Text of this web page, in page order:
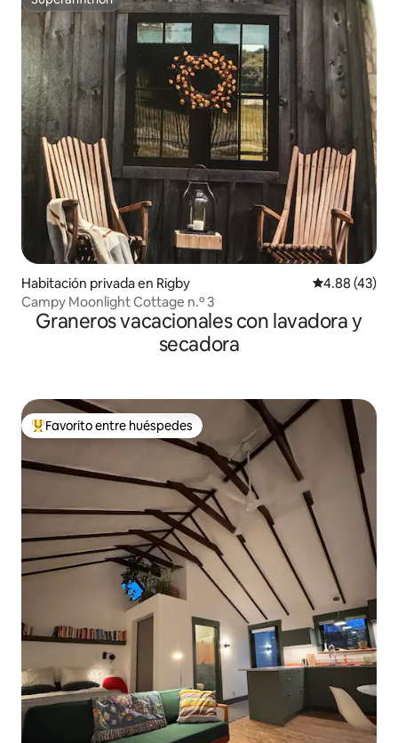
Superanfitrión
Habitación privada en Rigby Calificación
4.88 (43)
Campy Moonlight Cottage n.º 3
Graneros vacacionales con lavadora y
secadora
Favorito entre huéspedes preferido
Favorito entre huéspedes